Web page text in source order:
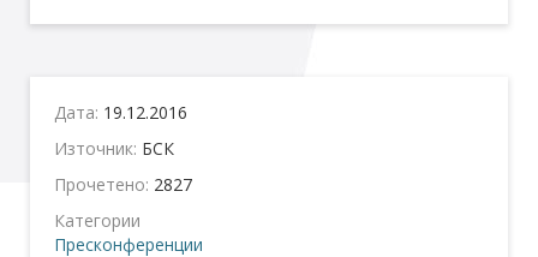
Дата: 19.12.2016
Източник: БСК
Прочетено: 2827
Категории
Пресконференции